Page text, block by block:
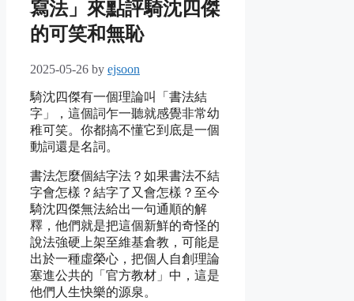
寫法」來點評騎沈四傑
的可笑和無恥
2025-05-26 by ejsoon
騎沈四傑有一個理論叫「書法結
字」，這個詞乍一聽就感覺非常幼
稚可笑。你都搞不懂它到底是一個
動詞還是名詞。
書法怎麼個結字法？如果書法不結
字會怎樣？結字了又會怎樣？至今
騎沈四傑無法給出一句通順的解
釋，他們就是把這個新鮮的奇怪的
說法強硬上架至維基倉教，可能是
出於一種虛榮心，把個人自創理論
塞進公共的「官方教材」中，這是
他們人生快樂的源泉。